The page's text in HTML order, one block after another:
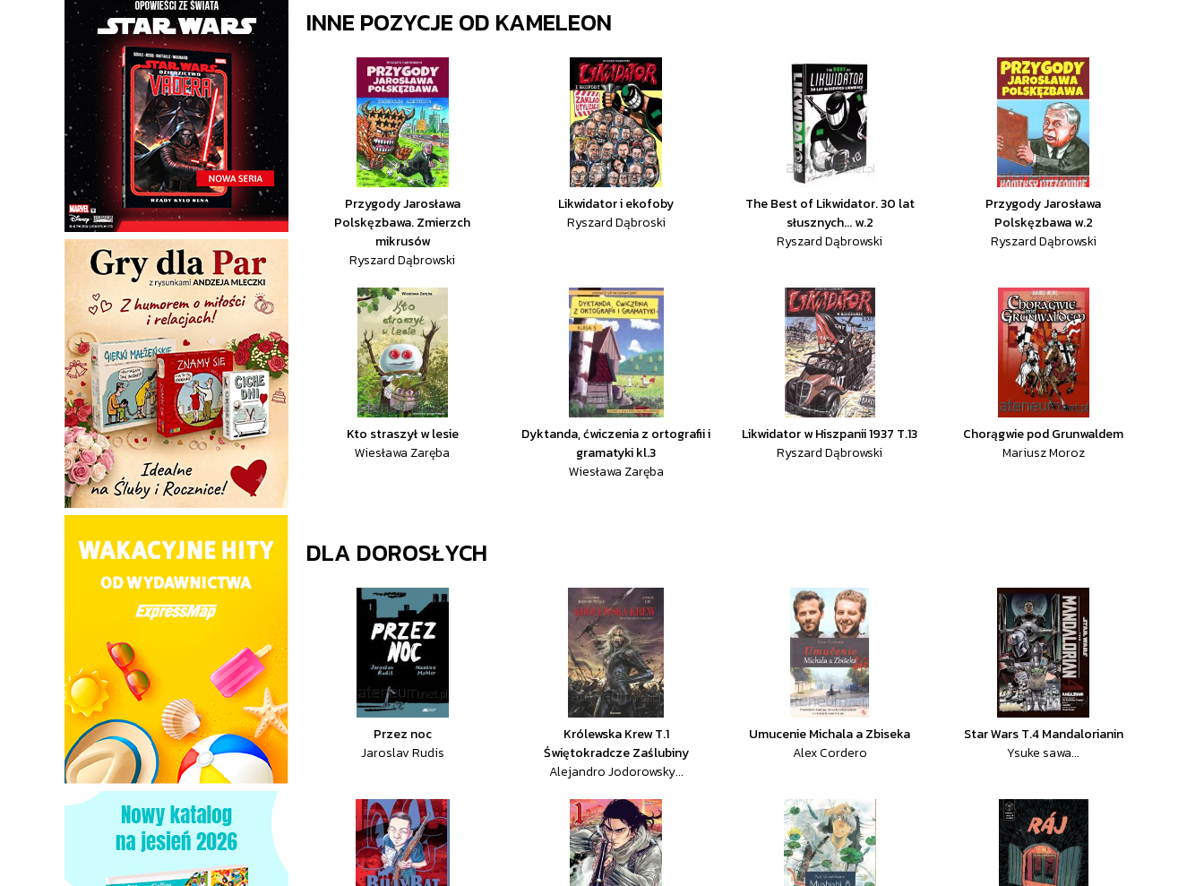
INNE POZYCJE OD KAMELEON
Przygody Jarosława
Polskęzbawa. Zmierzch
mikrusów
Ryszard Dąbrowski
Likwidator i ekofoby
Ryszard Dąbroski
The Best of Likwidator. 30 lat
słusznych... w.2
Ryszard Dąbrowski
Przygody Jarosława
Polskęzbawa w.2
Ryszard Dąbrowski
Kto straszył w lesie
Wiesława Zaręba
Dyktanda, ćwiczenia z ortografii i
gramatyki kl.3
Wiesława Zaręba
Likwidator w Hiszpanii 1937 T.13
Ryszard Dąbrowski
Chorągwie pod Grunwaldem
Mariusz Moroz
DLA DOROSŁYCH
Przez noc
Jaroslav Rudis
Królewska Krew T.1
Świętokradcze Zaślubiny
Alejandro Jodorowsky...
Umucenie Michala a Zbiseka
Alex Cordero
Star Wars T.4 Mandalorianin
Ysuke sawa...